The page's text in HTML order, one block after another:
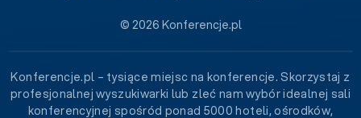
© 2026 Konferencje.pl
Konferencje.pl – tysiące miejsc na konferencje. Skorzystaj z
profesjonalnej wyszukiwarki lub zleć nam wybór idealnej sali
konferencyjnej spośród ponad 5000 hoteli, ośrodków,